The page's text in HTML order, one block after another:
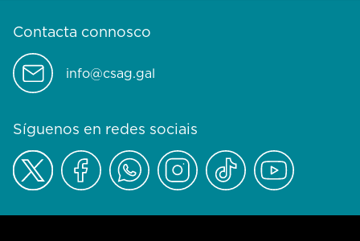
Contacta connosco
info@csag.gal
Síguenos en redes sociais